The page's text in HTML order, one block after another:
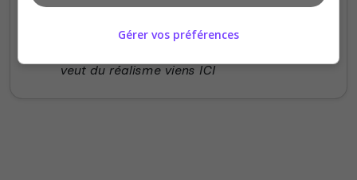
J'ai été accueillit aujourd'hui les staff son
veut du réalisme viens ICI
Gérer vos préférences